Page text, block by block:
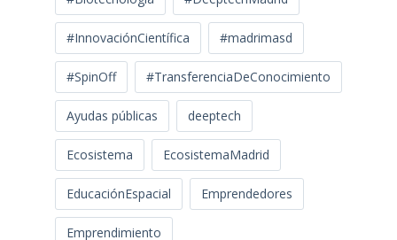
#InnovaciónCientífica #madrimasd
#SpinOff #TransferenciaDeConocimiento
Ayudas públicas deeptech
Ecosistema EcosistemaMadrid
EducaciónEspacial Emprendedores
Emprendimiento